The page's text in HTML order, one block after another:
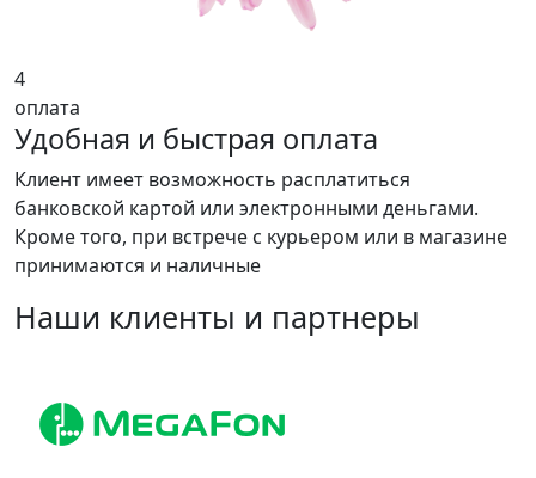
4
оплата
Удобная и быстрая оплата
Клиент имеет возможность расплатиться
банковской картой или электронными деньгами.
Кроме того, при встрече с курьером или в магазине
принимаются и наличные
Наши клиенты и партнеры